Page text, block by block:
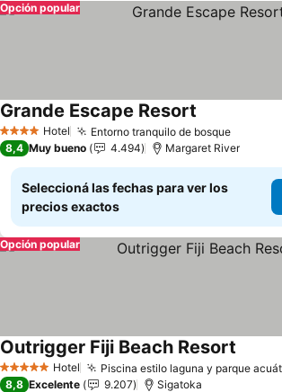
Opción popular
4 EstrellasHotel Entorno tranquilo de bosqueVer
Grande Escape Resort
8,4 Muy bueno 4.494 Margaret River
Seleccioná las fechas para ver los
precios exactos
Opción popular
5 Estrellas Hotel Piscina estilo laguna y parque
Outrigger Fiji Beach Resort
8,8 Excelente 9.207 Sigatoka